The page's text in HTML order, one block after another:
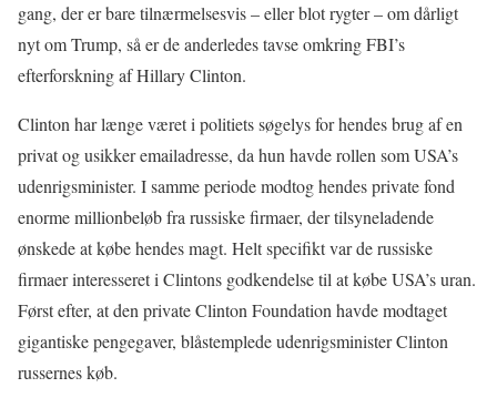
gang, der er bare tilnærmelsesvis – eller blot rygter – om dårligt
nyt om Trump, så er de anderledes tavse omkring FBI’s
efterforskning af Hillary Clinton.
Clinton har længe været i politiets søgelys for hendes brug af en
privat og usikker emailadresse, da hun havde rollen som USA’s
udenrigsminister. I samme periode modtog hendes private fond
enorme millionbeløb fra russiske firmaer, der tilsyneladende
ønskede at købe hendes magt. Helt specifikt var de russiske
firmaer interesseret i Clintons godkendelse til at købe USA’s uran.
Først efter, at den private Clinton Foundation havde modtaget
gigantiske pengegaver, blåstemplede udenrigsminister Clinton
russernes køb.